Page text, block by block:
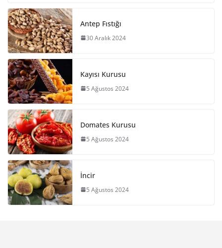
Antep Fıstığı
30 Aralık 2024
Kayısı Kurusu
5 Ağustos 2024
Domates Kurusu
5 Ağustos 2024
İncir
5 Ağustos 2024